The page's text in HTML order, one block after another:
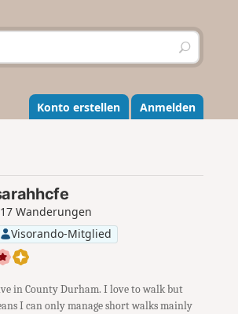
S
u
h
e
n
Konto erstellen Anmelden
Wanderungen
Visorando-Mitglied
in County Durham. I love to walk but
I can only manage short walks mainly